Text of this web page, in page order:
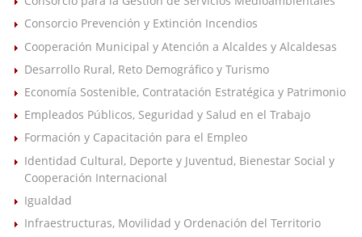
Consorcio Prevención y Extinción Incendios
Cooperación Municipal y Atención a Alcaldes y Alcaldesas
Desarrollo Rural, Reto Demográfico y Turismo
Economía Sostenible, Contratación Estratégica y Patrimonio
Empleados Públicos, Seguridad y Salud en el Trabajo
Formación y Capacitación para el Empleo
Identidad Cultural, Deporte y Juventud, Bienestar Social y
Cooperación Internacional
Igualdad
Infraestructuras, Movilidad y Ordenación del Territorio